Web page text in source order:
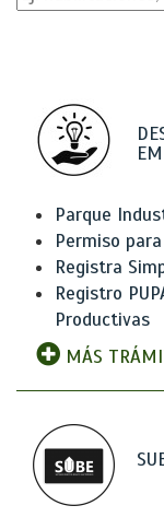
Parque
Permiso
Registra
Registro
Productivas
MÁS